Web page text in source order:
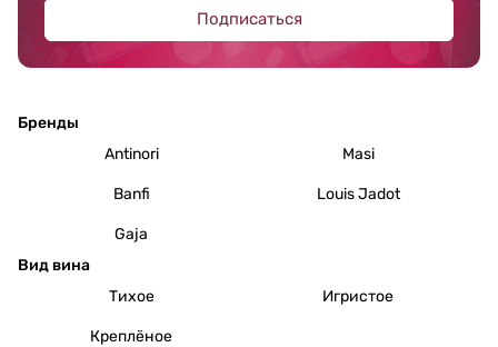
Подписаться
Бренды
Antinori
Masi
Banfi Louis Jadot
Gaja
Вид вина
Тихое
Игристое
Креплёное